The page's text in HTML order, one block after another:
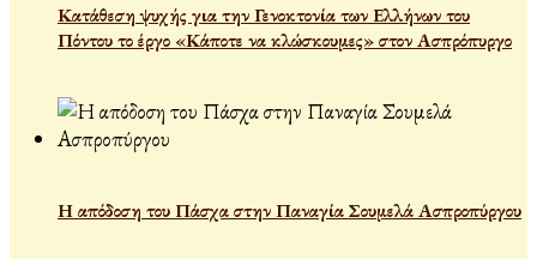
Κατάθεση ψυχής για την Γενοκτονία των Ελλήνων του
Πόντου το έργο «Κάποτε να κλώσκουμες» στον Ασπρόπυργο
Η απόδοση του Πάσχα στην Παναγία Σουμελά Ασπροπύργου